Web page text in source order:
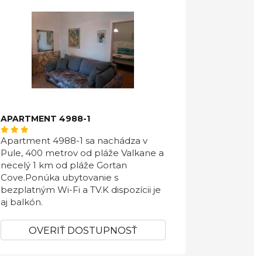
APARTMENT 4988-1
Apartment 4988-1 sa nachádza v
Pule, 400 metrov od pláže Valkane a
necelý 1 km od pláže Gortan
Cove.Ponúka ubytovanie s
bezplatným Wi-Fi a TV.K dispozícii je
aj balkón.
OVERIŤ DOSTUPNOSŤ